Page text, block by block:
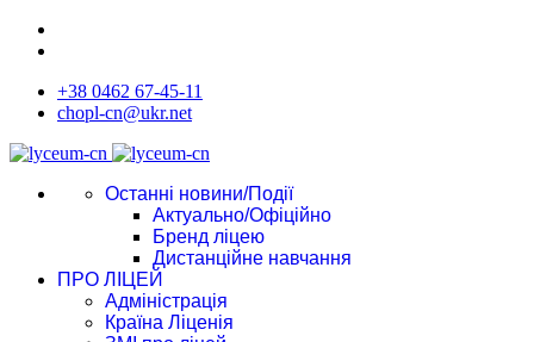
+38 0462 67-45-11
chopl-cn@ukr.net
Останні новини/Події
Актуально/Офіційно
Бренд ліцею
Дистанційне навчання
ПРО ЛІЦЕЙ
Адміністрація
Країна Ліценія